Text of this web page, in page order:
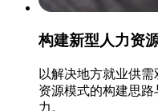
构建新型人力资
以解决地方就业供
资源模式的构建思
力。